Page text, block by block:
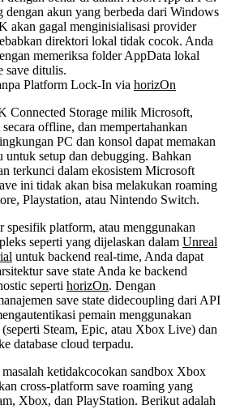
akun yang berbeda dari Windows
akan gagal menginisialisasi provider
direktori lokal tidak cocok. Anda
memeriksa folder AppData lokal
save ditulis.
Platform Lock-In via horizOn
Connected Storage milik Microsoft,
offline, dan mempertahankan
PC dan konsol dapat memakan
setup dan debugging. Bahkan
terkunci dalam ekosistem Microsoft
ini tidak akan bisa melakukan roaming
Playstation, atau Nintendo Switch.
platform, atau menggunakan
seperti yang dijelaskan dalam Unreal
untuk backend real-time, Anda dapat
save state Anda ke backend
seperti horizOn. Dengan
save state didecoupling dari API
pemain menggunakan
Steam, Epic, atau Xbox Live) dan
database cloud terpadu.
ketidakcocokan sandbox Xbox
cross-platform save roaming yang
Xbox, dan PlayStation. Berikut adalah